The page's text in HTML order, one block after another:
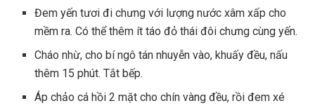
Đem yến tươi đi chưng với lượng nước xâm xấp cho
mềm ra. Có thể thêm ít táo đỏ thái đôi chưng cùng yến.
Cháo nhừ, cho bí ngô tán nhuyễn vào, khuấy đều, nấu
thêm 15 phút. Tắt bếp.
Áp chảo cá hồi 2 mặt cho chín vàng đều, rồi đem xé